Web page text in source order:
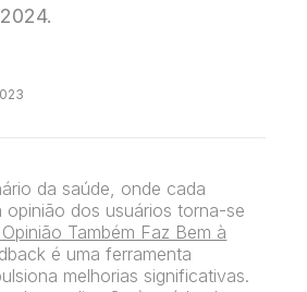
da saúde, onde cada
opinião dos usuários torna-se
Também Faz Bem à
é uma ferramenta
melhorias significativas.